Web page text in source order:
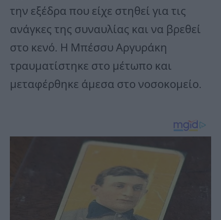
την εξέδρα που είχε στηθεί για τις
ανάγκες της συναυλίας και να βρεθεί
στο κενό. Η Μπέσσυ Αργυράκη
τραυματίστηκε στο μέτωπο και
μεταφέρθηκε άμεσα στο νοσοκομείο.